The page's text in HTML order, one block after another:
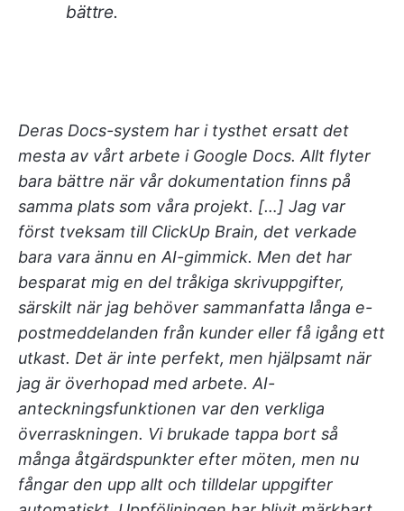
bättre.
Deras Docs-system har i tysthet ersatt det
mesta av vårt arbete i Google Docs. Allt flyter
bara bättre när vår dokumentation finns på
samma plats som våra projekt. […] Jag var
först tveksam till ClickUp Brain, det verkade
bara vara ännu en AI-gimmick. Men det har
besparat mig en del tråkiga skrivuppgifter,
särskilt när jag behöver sammanfatta långa e-
postmeddelanden från kunder eller få igång ett
utkast. Det är inte perfekt, men hjälpsamt när
jag är överhopad med arbete. AI-
anteckningsfunktionen var den verkliga
överraskningen. Vi brukade tappa bort så
många åtgärdspunkter efter möten, men nu
fångar den upp allt och tilldelar uppgifter